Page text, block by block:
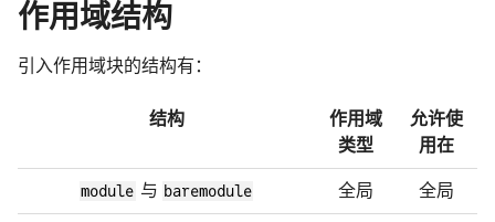
作用域结构
引入作用域块的结构有：
结构
作用域
类型
允许使
用在
module 与 baremodule 全局 全局